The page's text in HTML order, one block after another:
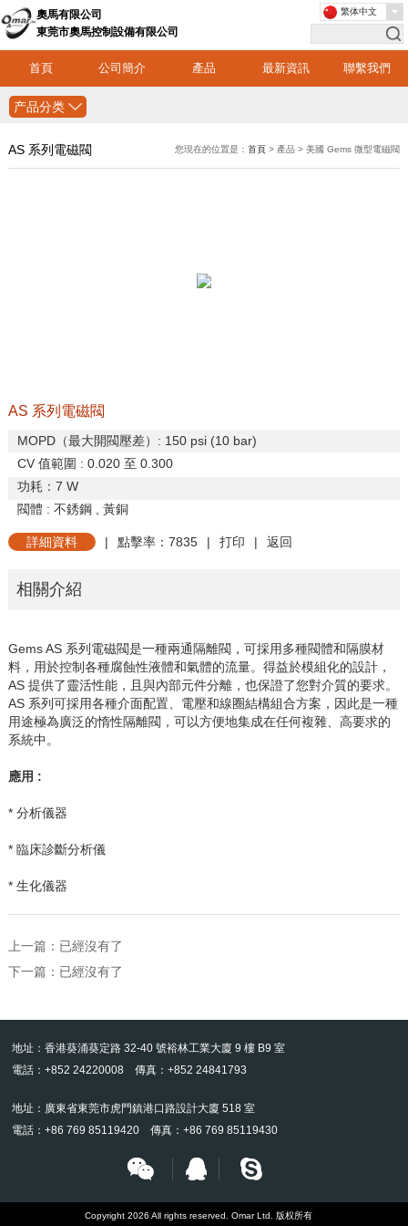
奧馬有限公司
東莞市奧馬控制設備有限公司
首頁 公司簡介 產品 最新資訊 聯繫我們
繁体中文
产品分类
AS 系列電磁閥 您現在的位置是：首頁 > 產品 > 美國 Gems 微型電磁閥
AS 系列電磁閥
MOPD（最大開閥壓差） : 150 psi (10 bar)
CV 值範圍 : 0.020 至 0.300
功耗： 7 W
閥體 : 不銹鋼, 黃銅
詳細資料 | 點擊率：7835 | 打印 | 返回
相關介紹
Gems AS 系列電磁閥是一種兩通隔離閥，可採用多種閥體和隔膜材
料，用於控制各種腐蝕性液體和氣體的流量。得益於模組化的設計，
AS 提供了靈活性能，且與內部元件分離，也保證了您對介質的要求。
AS 系列可採用各種介面配置、電壓和線圈結構組合方案，因此是一種
用途極為廣泛的惰性隔離閥，可以方便地集成在任何複雜、高要求的
系統中。
應用 :
* 分析儀器
* 臨床診斷分析儀
* 生化儀器
上一篇：已經沒有了
下一篇：已經沒有了
地址：香港葵涌葵定路 32-40 號裕林工業大廈 9 樓 B9 室
電話：+852 24220008 傳真：+852 24841793
地址：廣東省東莞市虎門鎮港口路設計大廈 518 室
電話：+86 769 85119420 傳真：+86 769 85119430
Copyright 2026 All rights reserved. Omar Ltd. 版权所有